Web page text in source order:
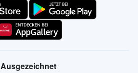
Ausgezeichnet